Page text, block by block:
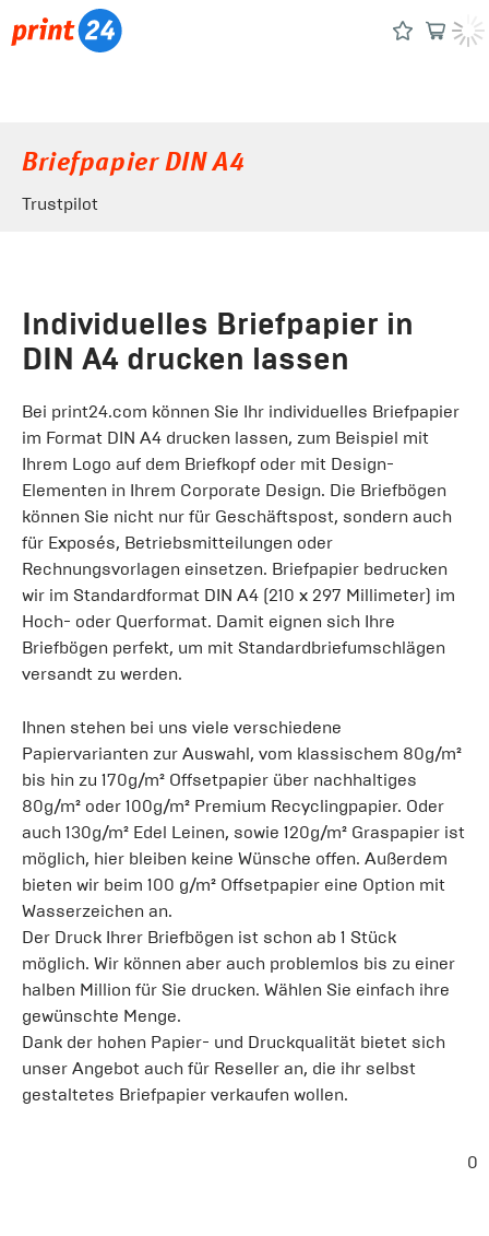
Briefpapier DIN A4
Trustpilot
Individuelles Briefpapier in
DIN A4 drucken lassen
Bei print24.com können Sie Ihr individuelles Briefpapier
im Format DIN A4 drucken lassen, zum Beispiel mit
Ihrem Logo auf dem Briefkopf oder mit Design-
Elementen in Ihrem Corporate Design. Die Briefbögen
können Sie nicht nur für Geschäftspost, sondern auch
für Exposés, Betriebsmitteilungen oder
Rechnungsvorlagen einsetzen. Briefpapier bedrucken
wir im Standardformat DIN A4 (210 x 297 Millimeter) im
Hoch- oder Querformat. Damit eignen sich Ihre
Briefbögen perfekt, um mit Standardbriefumschlägen
versandt zu werden.
Ihnen stehen bei uns viele verschiedene
Papiervarianten zur Auswahl, vom klassischem 80g/m²
bis hin zu 170g/m² Offsetpapier über nachhaltiges
80g/m² oder 100g/m² Premium Recyclingpapier. Oder
auch 130g/m² Edel Leinen, sowie 120g/m² Graspapier ist
möglich, hier bleiben keine Wünsche offen. Außerdem
bieten wir beim 100 g/m² Offsetpapier eine Option mit
Wasserzeichen an.
Der Druck Ihrer Briefbögen ist schon ab 1 Stück
möglich. Wir können aber auch problemlos bis zu einer
halben Million für Sie drucken. Wählen Sie einfach ihre
gewünschte Menge.
Dank der hohen Papier- und Druckqualität bietet sich
unser Angebot auch für Reseller an, die ihr selbst
gestaltetes Briefpapier verkaufen wollen.
0